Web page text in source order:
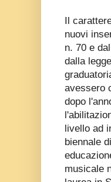
Il
nuovi
n. 70 e
dalla
avessero
dopo
livello ad
biennale
musicale